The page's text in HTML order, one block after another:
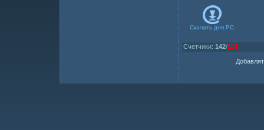
Скачать для PC
Счетчики: 142/101